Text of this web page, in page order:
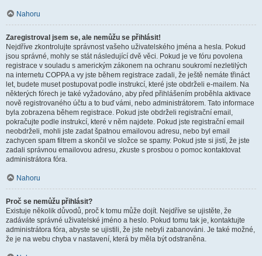
Nahoru
Zaregistroval jsem se, ale nemůžu se přihlásit!
Nejdříve zkontrolujte správnost vašeho uživatelského jména a hesla. Pokud
jsou správné, mohly se stát následující dvě věci. Pokud je ve fóru povolena
registrace v souladu s americkým zákonem na ochranu soukromí nezletilých
na internetu COPPA a vy jste během registrace zadali, že ještě nemáte třináct
let, budete muset postupovat podle instrukcí, které jste obdrželi e-mailem. Na
některých fórech je také vyžadováno, aby před přihlášením proběhla aktivace
nově registrovaného účtu a to buď vámi, nebo administrátorem. Tato informace
byla zobrazena během registrace. Pokud jste obdrželi registrační email,
pokračujte podle instrukcí, které v něm najdete. Pokud jste registrační email
neobdrželi, mohli jste zadat špatnou emailovou adresu, nebo byl email
zachycen spam filtrem a skončil ve složce se spamy. Pokud jste si jistí, že jste
zadali správnou emailovou adresu, zkuste s prosbou o pomoc kontaktovat
administrátora fóra.
Nahoru
Proč se nemůžu přihlásit?
Existuje několik důvodů, proč k tomu může dojít. Nejdříve se ujistěte, že
zadáváte správné uživatelské jméno a heslo. Pokud tomu tak je, kontaktujte
administrátora fóra, abyste se ujistili, že jste nebyli zabanováni. Je také možné,
že je na webu chyba v nastavení, která by měla být odstraněna.